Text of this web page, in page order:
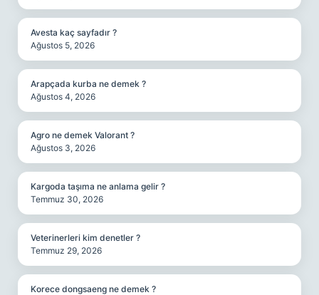
Avesta kaç sayfadır ?
Ağustos 5, 2026
Arapçada kurba ne demek ?
Ağustos 4, 2026
Agro ne demek Valorant ?
Ağustos 3, 2026
Kargoda taşıma ne anlama gelir ?
Temmuz 30, 2026
Veterinerleri kim denetler ?
Temmuz 29, 2026
Korece dongsaeng ne demek ?